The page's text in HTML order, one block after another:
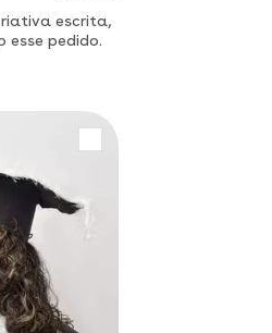
escrita,
esse pedido.